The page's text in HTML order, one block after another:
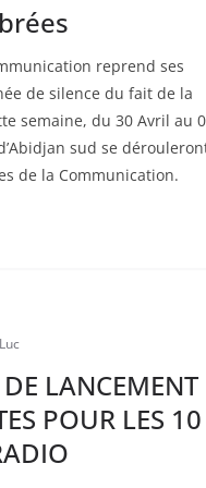
reprend ses
de silence du fait de la
semaine, du 30 Avril au
sud se
de la Communication.
LANCEMENT
POUR LES 10